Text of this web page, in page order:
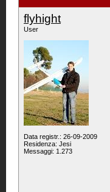
flyhight
User
Data registr.: 26-09-2009
Residenza: Jesi
Messaggi: 1.273